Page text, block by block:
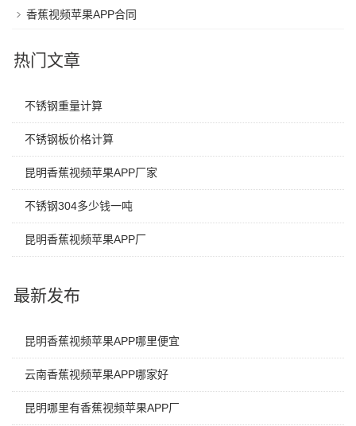
香蕉视频苹果APP合同
热门文章
不锈钢重量计算
不锈钢板价格计算
昆明香蕉视频苹果APP厂家
不锈钢304多少钱一吨
昆明香蕉视频苹果APP厂
最新发布
昆明香蕉视频苹果APP哪里便宜
云南香蕉视频苹果APP哪家好
昆明哪里有香蕉视频苹果APP厂